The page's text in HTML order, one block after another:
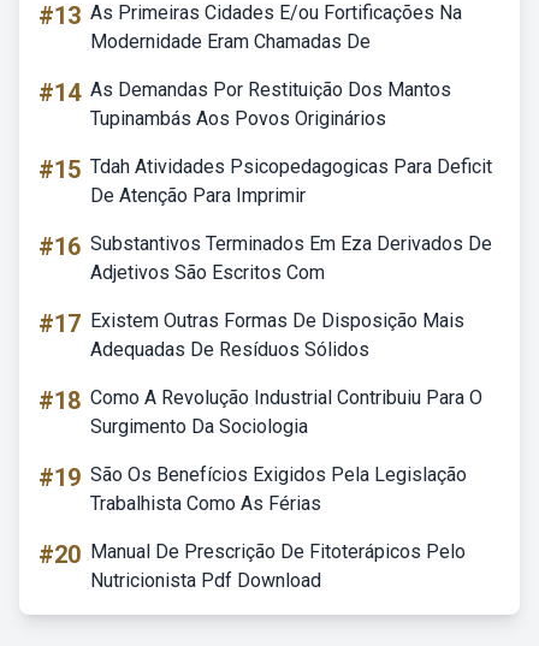
#13 As Primeiras Cidades E/ou Fortificações Na
Modernidade Eram Chamadas De
#14 As Demandas Por Restituição Dos Mantos
Tupinambás Aos Povos Originários
#15 Tdah Atividades Psicopedagogicas Para Deficit
De Atenção Para Imprimir
#16 Substantivos Terminados Em Eza Derivados De
Adjetivos São Escritos Com
#17 Existem Outras Formas De Disposição Mais
Adequadas De Resíduos Sólidos
#18 Como A Revolução Industrial Contribuiu Para O
Surgimento Da Sociologia
#19 São Os Benefícios Exigidos Pela Legislação
Trabalhista Como As Férias
#20 Manual De Prescrição De Fitoterápicos Pelo
Nutricionista Pdf Download